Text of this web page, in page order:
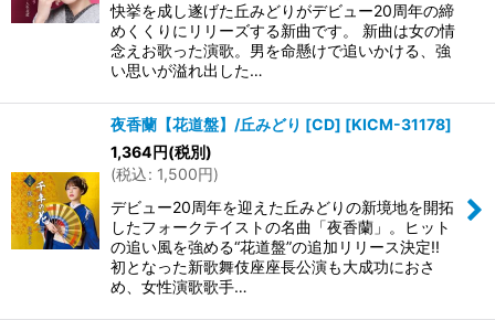
快挙を成し遂げた丘みどりがデビュー20周年の締
めくくりにリリーズする新曲です。 新曲は女の情
念えお歌った演歌。男を命懸けで追いかける、強
い思いが溢れ出した…
夜香蘭【花道盤】/丘みどり [CD] [KICM-31178]
1,364円(税別)
(税込: 1,500円)
デビュー20周年を迎えた丘みどりの新境地を開拓
したフォークテイストの名曲「夜香蘭」。ヒット
の追い風を強める“花道盤”の追加リリース決定!!
初となった新歌舞伎座座長公演も大成功におさ
め、女性演歌歌手…